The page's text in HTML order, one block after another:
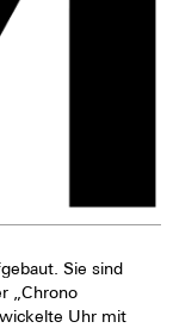
Sie sind
„Chrono
Uhr mit